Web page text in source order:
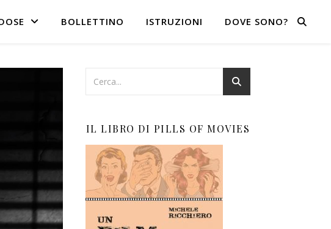
BOLLETTINO ISTRUZIONI DOVE SONO?
IL LIBRO DI PILLS OF MOVIES